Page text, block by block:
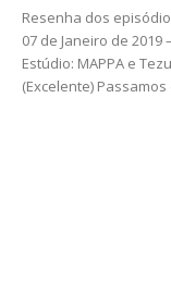
Resenha dos
07 de Janeiro de
Estúdio: MAPPA e
(Excelente)